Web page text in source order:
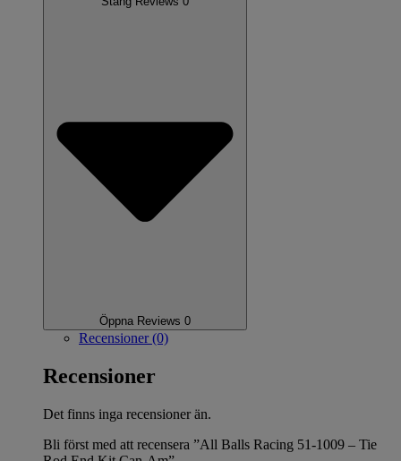
Öppna Reviews 0
Recensioner (0)
Recensioner
Det finns inga recensioner än.
Bli först med att recensera ”All Balls Racing 51-1009 – Tie